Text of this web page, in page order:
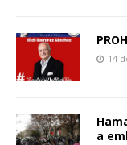
14
a